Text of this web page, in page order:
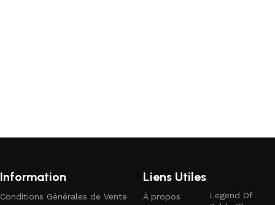
Information
Conditions Générales de Vente
Liens Utiles
À propos
Legend Of